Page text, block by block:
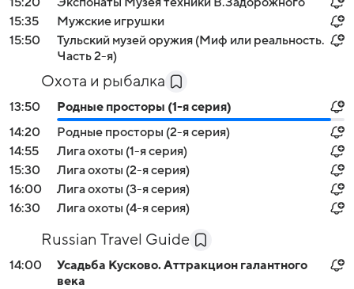
15:35
Мужские игрушки
15:50
Тульский музей оружия (Миф или реальность.
Часть 2-я)
Охота и рыбалка
13:50
Pодные просторы (1-я серия)
14:20
Pодные просторы (2-я серия)
14:55
Лига охоты (1-я серия)
15:30
Лига охоты (2-я серия)
16:00
Лига охоты (3-я серия)
16:30
Лига охоты (4-я серия)
Russian Travel Guide
14:00
Усадьба Кусково. Аттракцион галантного
века